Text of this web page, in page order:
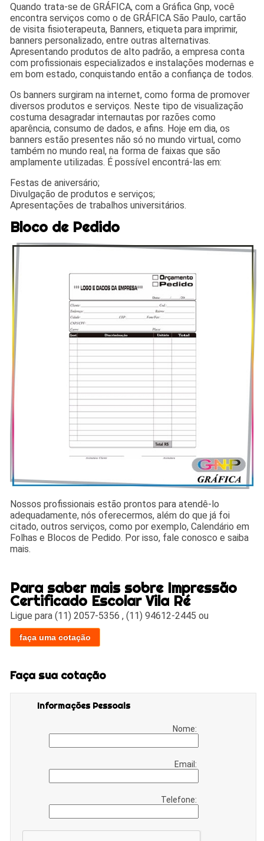
Quando trata-se de GRÁFICA, com a Gráfica Gnp, você
encontra serviços como o de GRÁFICA São Paulo, cartão
de visita fisioterapeuta, Banners, etiqueta para imprimir,
banners personalizado, entre outras alternativas.
Apresentando produtos de alto padrão, a empresa conta
com profissionais especializados e instalações modernas e
em bom estado, conquistando então a confiança de todos.
Os banners surgiram na internet, como forma de promover
diversos produtos e serviços. Neste tipo de visualização
costuma desagradar internautas por razões como
aparência, consumo de dados, e afins. Hoje em dia, os
banners estão presentes não só no mundo virtual, como
também no mundo real, na forma de faixas que são
amplamente utilizadas. É possível encontrá-las em:
Festas de aniversário;
Divulgação de produtos e serviços;
Apresentações de trabalhos universitários.
Bloco de Pedido
Nossos profissionais estão prontos para atendê-lo
adequadamente, nós oferecermos, além do que já foi
citado, outros serviços, como por exemplo, Calendário em
Folhas e Blocos de Pedido. Por isso, fale conosco e saiba
mais.
Para saber mais sobre Impressão
Certificado Escolar Vila Ré
Ligue para(11) 2057-5356 ,(11) 94612-2445 ou
faça uma cotação
Faça sua cotação
Informações Pessoais
Nome:
Email:
Telefone: